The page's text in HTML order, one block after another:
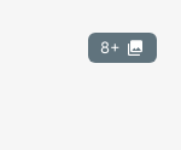
8+